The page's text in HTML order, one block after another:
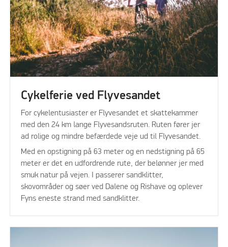
Cykelferie ved Flyvesandet
For cykelentusiaster er Flyvesandet et skattekammer
med den 24 km lange Flyvesandsruten. Ruten fører jer
ad rolige og mindre befærdede veje ud til Flyvesandet.
Med en opstigning på 63 meter og en nedstigning på 65
meter er det en udfordrende rute, der belønner jer med
smuk natur på vejen. I passerer sandklitter,
skovområder og søer ved Dalene og Rishave og oplever
Fyns eneste strand med sandklitter.